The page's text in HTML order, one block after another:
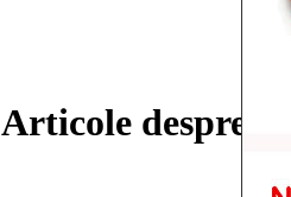
Articole despre